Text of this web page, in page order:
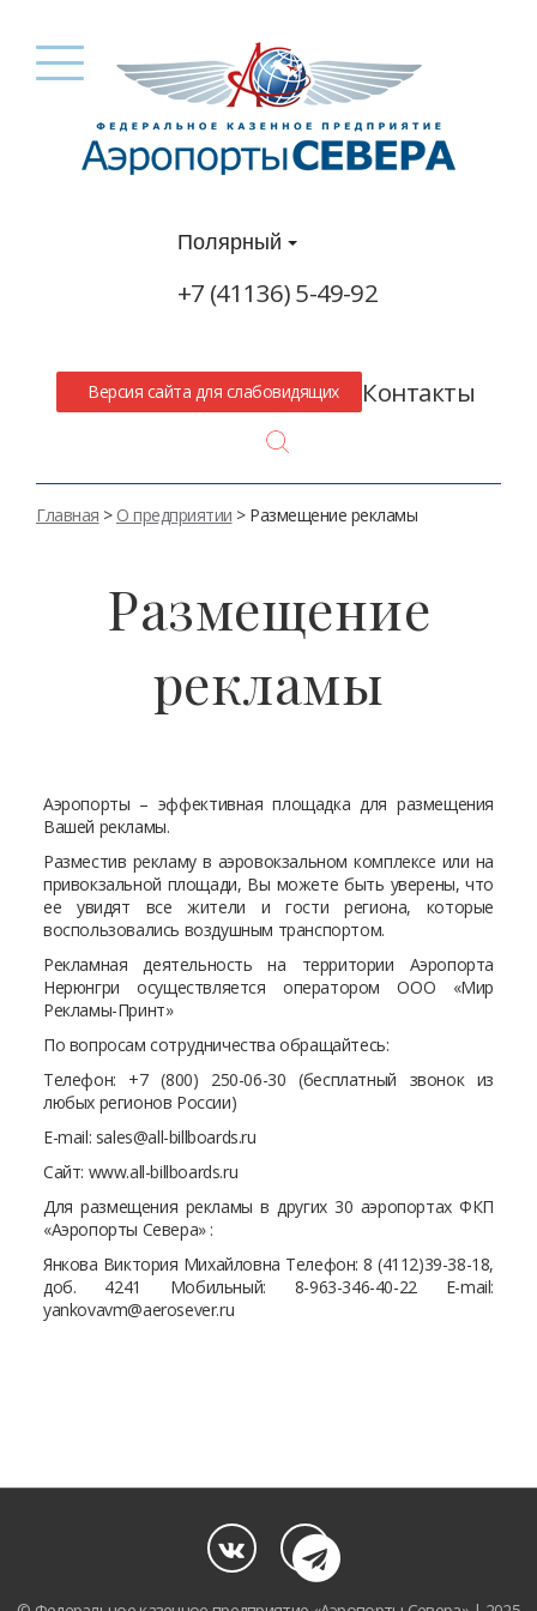
Полярный
+7 (41136) 5-49-92
Версия сайта для слабовидящих Контакты
Главная > О предприятии > Размещение рекламы
Размещение
рекламы
Аэропорты – эффективная площадка для размещения
Вашей рекламы.
Разместив рекламу в аэровокзальном комплексе или на
привокзальной площади, Вы можете быть уверены, что
ее увидят все жители и гости региона, которые
воспользовались воздушным транспортом.
Рекламная деятельность на территории Аэропорта
Нерюнгри осуществляется оператором ООО «Мир
Рекламы-Принт»
По вопросам сотрудничества обращайтесь:
Телефон: +7 (800) 250-06-30 (бесплатный звонок из
любых регионов России)
E-mail: sales@all-billboards.ru
Сайт: www.all-billboards.ru
Для размещения рекламы в других 30 аэропортах ФКП
«Аэропорты Севера» :
Янкова Виктория Михайловна Телефон: 8 (4112)39-38-18,
доб. 4241 Мобильный: 8-963-346-40-22 E-mail:
yankovavm@aerosever.ru